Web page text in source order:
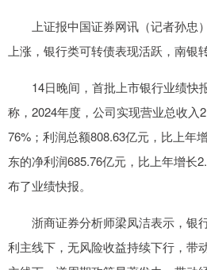
上证报中国证券网讯（记者孙忠
上涨，银行类可转债表现活跃，南银
14日晚间，首批上市银行业绩快
称，2024年度，公司实现营业总收入
76%；利润总额808.63亿元，比上年
东的净利润685.76亿元，比上年增长
布了业绩快报。
浙商证券分析师梁凤洁表示，银
利主线下，无风险收益持续下行，带